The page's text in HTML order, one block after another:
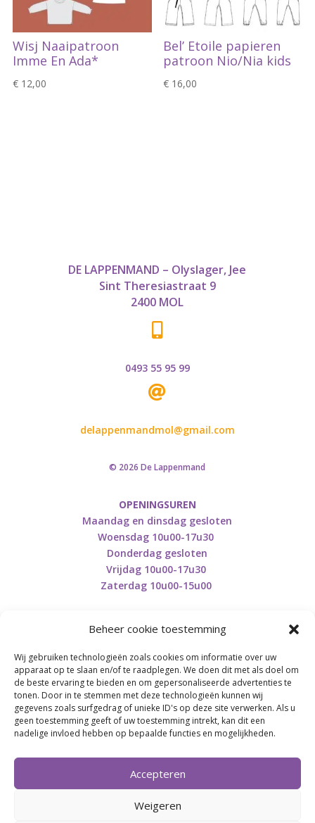
Beheer cookie toestemming
Wij gebruiken technologieën zoals cookies om informatie over uw
apparaat op te slaan en/of te raadplegen. We doen dit met als doel om
de beste ervaring te bieden en om gepersonaliseerde advertenties te
tonen. Door in te stemmen met deze technologieën kunnen wij
gegevens zoals surfgedrag of unieke ID's op deze site verwerken. Als u
geen toestemming geeft of uw toestemming intrekt, kan dit een
nadelige invloed hebben op bepaalde functies en mogelijkheden.
Accepteren
Weigeren
Wisj Naaipatroon
Imme En Ada*
€12,00
Bel’ Etoile papieren
patroon Nio/Nia kids
€ 16,00
DE LAPPENMAND – Olyslager, Jee
Sint Theresiastraat 9
2400 MOL
0493 55 95 99

delappenmandmol@gmail.com
© 2026 De Lappenmand
OPENINGSUREN
Maandag en dinsdag gesloten
Woensdag 10u00-17u30
Donderdag gesloten
Vrijdag 10u00-17u30
Zaterdag 10u00-15u00
Retourneren en herroepen
BE0746.853.082
BREI- EN HAAK-ATELJEE
Momenteel on hold wegens medische reden.
Heropstart september.